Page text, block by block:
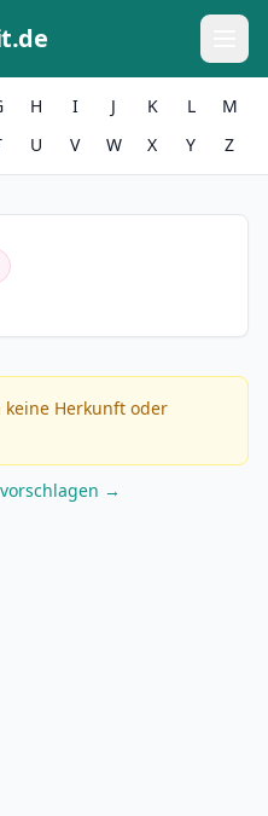
H I J K L
M
U V W X Y Z
keine Herkunft oder
→